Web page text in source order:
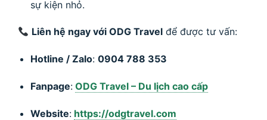
sự kiện nhỏ.
Liên hệ ngay với ODG Travel để được tư vấn:
Hotline / Zalo: 0904 788 353
Fanpage: ODG Travel – Du lịch cao cấp
Website: https://odgtravel.com